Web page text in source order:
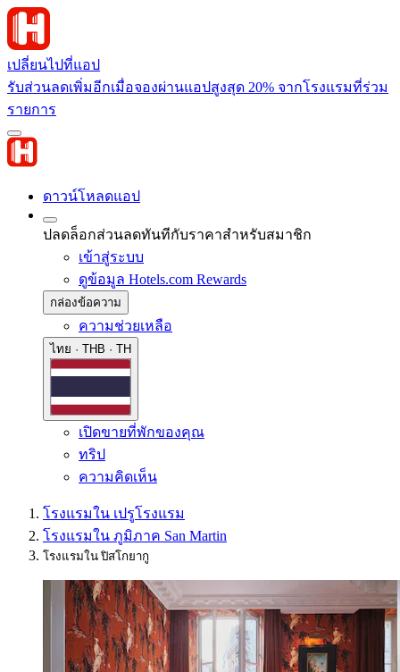
เปลี่ยนไปที่แอป
รับส่วนลดเพิ่มอีกเมื่อจองผ่านแอปสูงสุด 20% จากโรงแรมที่ร่วม
รายการ
ดาวน์โหลดแอป
ปลดล็อกส่วนลดทันทีกับราคาสำหรับสมาชิก
เข้าสู่ระบบ
ดูข้อมูล Hotels.com Rewards
กล่องข้อความ
ความช่วยเหลือ
ไทย · THB · TH
เปิดขายที่พักของคุณ
ทริป
ความคิดเห็น
โรงแรมใน เปรูโรงแรม
โรงแรมใน ภูมิภาค San Martin
โรงแรมใน ปิสโกยากู